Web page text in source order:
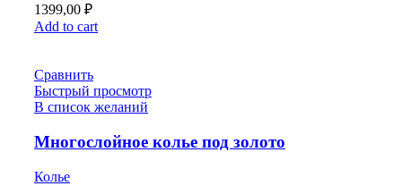
1399,00 ₽
Add to cart
Сравнить
Быстрый просмотр
В список желаний
Многослойное колье под золото
Колье